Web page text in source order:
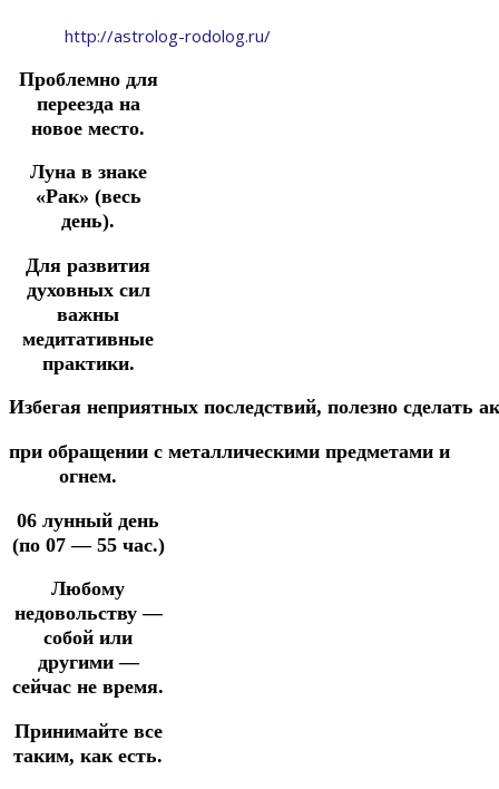
http://astrolog-rodolog.ru/
Проблемно для
переезда на
новое место.
Луна в знаке
«Рак» (весь
день).
Для развития
духовных сил
важны
медитативные
практики.
Избегая неприятных последствий, полезно сделать
при обращении с металлическими предметами и
огнем.
06 лунный день
(по 07 — 55 час.)
Любому
недовольству —
собой или
другими —
сейчас не время.
Принимайте все
таким, как есть.